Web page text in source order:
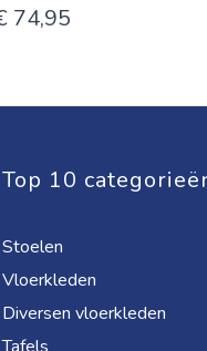
74,95
Top 10
Stoelen
Vloerkleden
Diversen vloerkleden